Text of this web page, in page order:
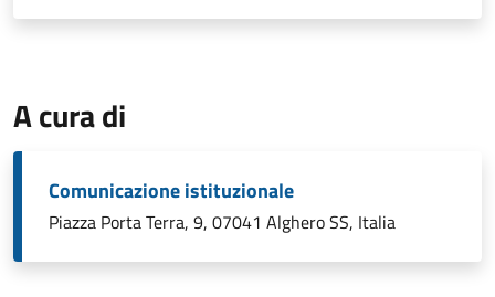
A cura di
Comunicazione istituzionale
Piazza Porta Terra, 9, 07041 Alghero SS, Italia